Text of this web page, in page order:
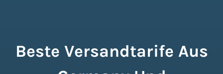
Beste Versandtarife Aus